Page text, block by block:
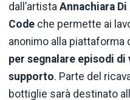
dall’artista Annachiara
Code che permette ai
anonimo alla piattaforma
per segnalare episodi
supporto. Parte del
bottiglie sarà destinato